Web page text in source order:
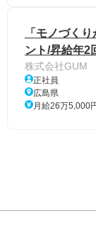
「モノづく
ント/昇給年2
株式会社GUM
正社員
広島県
月給26万5,000